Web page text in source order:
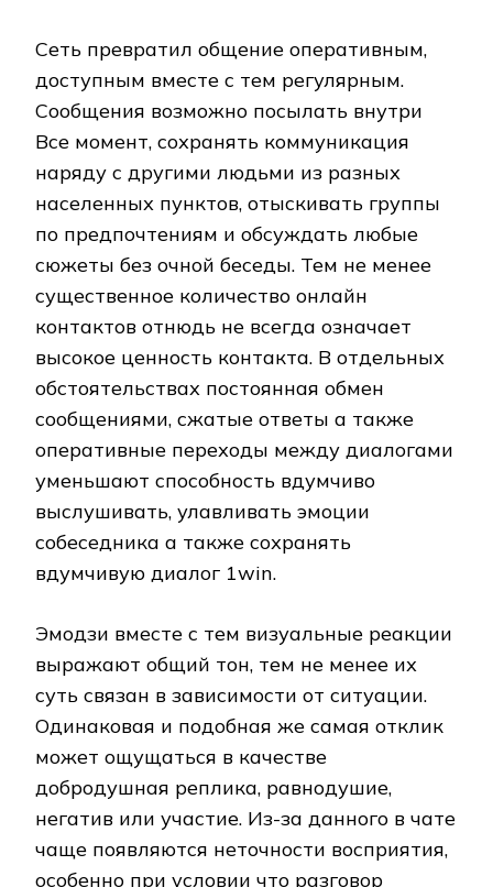
Сеть превратил общение оперативным,
доступным вместе с тем регулярным.
Сообщения возможно посылать внутри
Все момент, сохранять коммуникация
наряду с другими людьми из разных
населенных пунктов, отыскивать группы
по предпочтениям и обсуждать любые
сюжеты без очной беседы. Тем не менее
существенное количество онлайн
контактов отнюдь не всегда означает
высокое ценность контакта. В отдельных
обстоятельствах постоянная обмен
сообщениями, сжатые ответы а также
оперативные переходы между диалогами
уменьшают способность вдумчиво
выслушивать, улавливать эмоции
собеседника а также сохранять
вдумчивую диалог 1win.
Эмодзи вместе с тем визуальные реакции
выражают общий тон, тем не менее их
суть связан в зависимости от ситуации.
Одинаковая и подобная же самая отклик
может ощущаться в качестве
добродушная реплика, равнодушие,
негатив или участие. Из-за данного в чате
чаще появляются неточности восприятия,
особенно при условии что разговор